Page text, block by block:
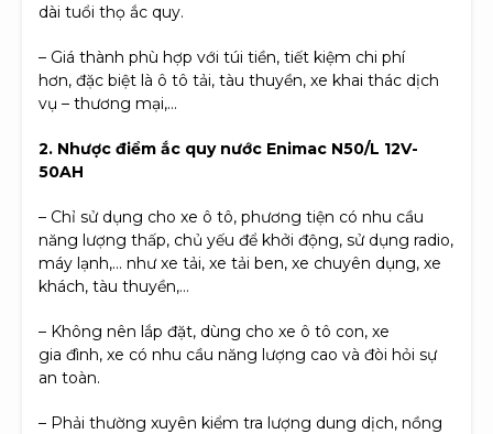
dài tuổi thọ ắc quy.
– Giá thành phù hợp với túi tiền, tiết kiệm chi phí
hơn, đặc biệt là ô tô tải, tàu thuyền, xe khai thác dịch
vụ – thương mại,…
2. Nhược điểm ắc quy nước Enimac N50/L 12V-
50AH
– Chỉ sử dụng cho xe ô tô, phương tiện có nhu cầu
năng lượng thấp, chủ yếu để khởi động, sử dụng radio,
máy lạnh,… như xe tải, xe tải ben, xe chuyên dụng, xe
khách, tàu thuyền,…
– Không nên lắp đặt, dùng cho xe ô tô con, xe
gia đình, xe có nhu cầu năng lượng cao và đòi hỏi sự
an toàn.
– Phải thường xuyên kiểm tra lượng dung dịch, nồng